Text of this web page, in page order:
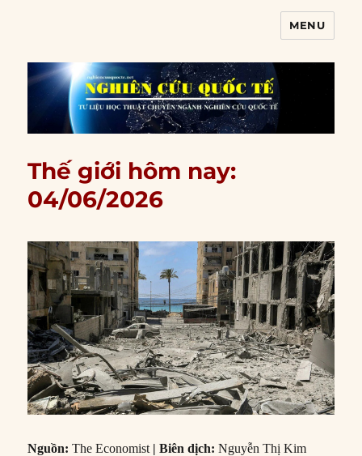
MENU
Thế giới hôm nay:
04/06/2026
Nguồn:The Economist | Biên dịch:Nguyễn Thị Kim